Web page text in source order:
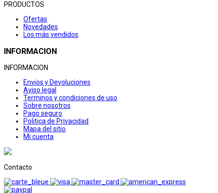
PRODUCTOS
Ofertas
Novedades
Los más vendidos
INFORMACION
INFORMACION
Envios y Devoluciones
Aviso legal
Terminos y condiciones de uso
Sobre nosotros
Pago seguro
Politica de Privacidad
Mapa del sitio
Mi cuenta
Contacto